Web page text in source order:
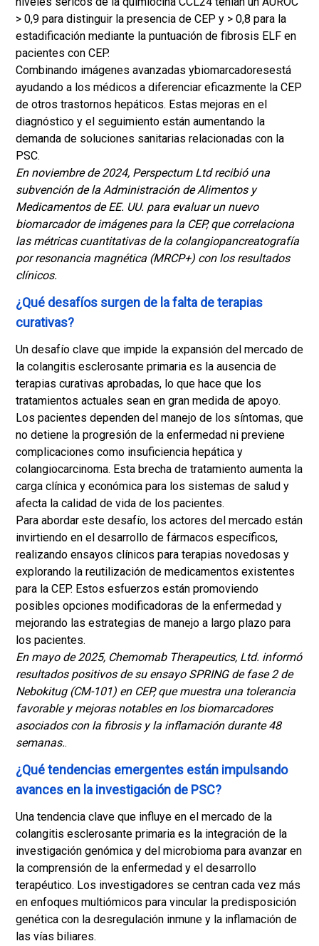
> 0,9 para distinguir la presencia de CEP y > 0,8 para la
estadificación mediante la puntuación de fibrosis ELF en
pacientes con CEP.
Combinando imágenes avanzadas ybiomarcadoresestá
ayudando a los médicos a diferenciar eficazmente la CEP
de otros trastornos hepáticos. Estas mejoras en el
diagnóstico y el seguimiento están aumentando la
demanda de soluciones sanitarias relacionadas con la
PSC.
En noviembre de 2024, Perspectum Ltd recibió una
subvención de la Administración de Alimentos y
Medicamentos de EE. UU. para evaluar un nuevo
biomarcador de imágenes para la CEP, que correlaciona
las métricas cuantitativas de la colangiopancreatografía
por resonancia magnética (MRCP+) con los resultados
clínicos.
¿Qué desafíos surgen de la falta de terapias
curativas?
Un desafío clave que impide la expansión del mercado de
la colangitis esclerosante primaria es la ausencia de
terapias curativas aprobadas, lo que hace que los
tratamientos actuales sean en gran medida de apoyo.
Los pacientes dependen del manejo de los síntomas, que
no detiene la progresión de la enfermedad ni previene
complicaciones como insuficiencia hepática y
colangiocarcinoma. Esta brecha de tratamiento aumenta la
carga clínica y económica para los sistemas de salud y
afecta la calidad de vida de los pacientes.
Para abordar este desafío, los actores del mercado están
invirtiendo en el desarrollo de fármacos específicos,
realizando ensayos clínicos para terapias novedosas y
explorando la reutilización de medicamentos existentes
para la CEP. Estos esfuerzos están promoviendo
posibles opciones modificadoras de la enfermedad y
mejorando las estrategias de manejo a largo plazo para
los pacientes.
En mayo de 2025, Chemomab Therapeutics, Ltd. informó
resultados positivos de su ensayo SPRING de fase 2 de
Nebokitug (CM-101) en CEP, que muestra una tolerancia
favorable y mejoras notables en los biomarcadores
asociados con la fibrosis y la inflamación durante 48
semanas..
¿Qué tendencias emergentes están impulsando
avances en la investigación de PSC?
Una tendencia clave que influye en el mercado de la
colangitis esclerosante primaria es la integración de la
investigación genómica y del microbioma para avanzar en
la comprensión de la enfermedad y el desarrollo
terapéutico. Los investigadores se centran cada vez más
en enfoques multiómicos para vincular la predisposición
genética con la desregulación inmune y la inflamación de
las vías biliares.